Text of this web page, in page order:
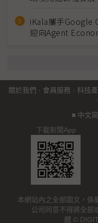
iKala攜手Google
迎向Agent
關於我們 · 會員服務 · 科技
·
■ 中文
下載新聞App
本網站內之全部圖文，係
公司同意不得將全部
體 ©